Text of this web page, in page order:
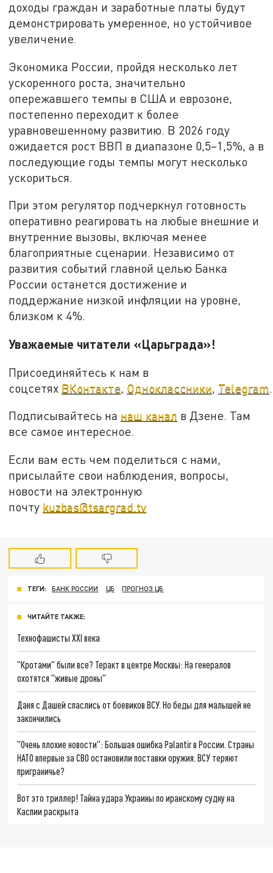
доходы граждан и заработные платы будут
демонстрировать умеренное, но устойчивое
увеличение.
Экономика России, пройдя несколько лет
ускоренного роста, значительно
опережавшего темпы в США и еврозоне,
постепенно переходит к более
уравновешенному развитию. В 2026 году
ожидается рост ВВП в диапазоне 0,5–1,5%, а в
последующие годы темпы могут несколько
ускориться.
При этом регулятор подчеркнул готовность
оперативно реагировать на любые внешние и
внутренние вызовы, включая менее
благоприятные сценарии. Независимо от
развития событий главной целью Банка
России останется достижение и
поддержание низкой инфляции на уровне,
близком к 4%.
Уважаемые читатели «Царьграда»!
Присоединяйтесь к нам в
соцсетях ВКонтакте Одноклассники Telegram
Подписывайтесь на наш канал в Дзене. Там
все самое интересное.
Если вам есть чем поделиться с нами,
присылайте свои наблюдения, вопросы,
новости на электронную
почту kuzbas@tsargrad.tv
ТЕГИ: БАНК РОССИИ ЦБ ПРОГНОЗ ЦБ
ЧИТАЙТЕ ТАКЖЕ:
Технофашисты XXI века
"Кротами" были все? Теракт в центре Москвы: На генералов
охотятся "живые дроны"
Даня с Дашей спаслись от боевиков ВСУ. Но беды для малышей не
закончились
"Очень плохие новости": Большая ошибка Palantir в России. Страны
НАТО впервые за СВО остановили поставки оружия. ВСУ теряют
приграничье?
Вот это триллер! Тайна удара Украины по иранскому судну на
Каспии раскрыта